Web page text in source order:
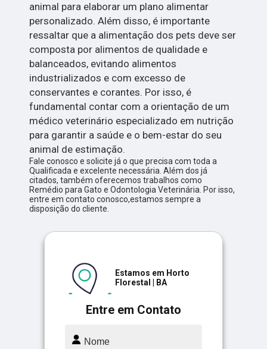
animal para elaborar um plano alimentar
personalizado. Além disso, é importante
ressaltar que a alimentação dos pets deve ser
composta por alimentos de qualidade e
balanceados, evitando alimentos
industrializados e com excesso de
conservantes e corantes. Por isso, é
fundamental contar com a orientação de um
médico veterinário especializado em nutrição
para garantir a saúde e o bem-estar do seu
animal de estimação.
Fale conosco e solicite já o que precisa com toda a
Qualificada e excelente necessária. Além dos já
citados, também oferecemos trabalhos como
Remédio para Gato e Odontologia Veterinária. Por isso,
entre em contato conosco,estamos sempre a
disposição do cliente.
Entre em Contato
Estamos em Horto
Florestal | BA